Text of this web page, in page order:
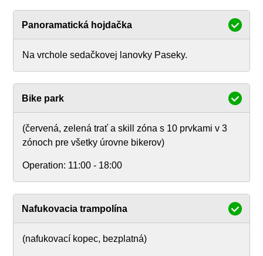
Panoramatická hojdačka
Na vrchole sedačkovej lanovky Paseky.
Bike park
(červená, zelená trať a skill zóna s 10 prvkami v 3
zónoch pre všetky úrovne bikerov)
Operation: 11:00 - 18:00
Nafukovacia trampolína
(nafukovací kopec, bezplatná)